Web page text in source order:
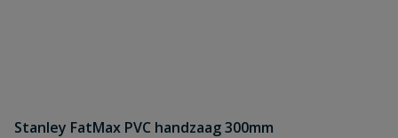
Stanley FatMax PVC handzaag 300mm